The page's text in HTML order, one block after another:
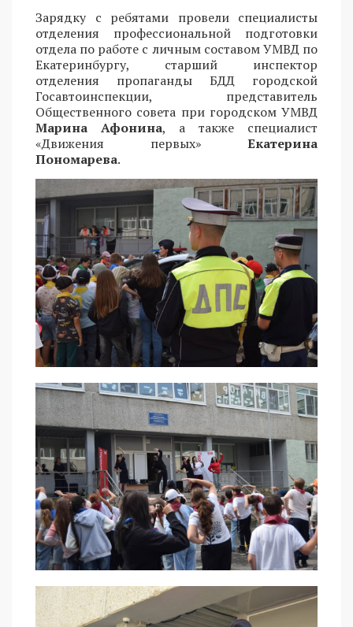
Зарядку с ребятами провели специалисты
отделения профессиональной подготовки
отдела по работе с личным составом УМВД по
Екатеринбургу, старший инспектор
отделения пропаганды БДД городской
Госавтоинспекции, представитель
Общественного совета при городском УМВД
Марина Афонина, а также специалист
«Движения первых» Екатерина
Пономарева.